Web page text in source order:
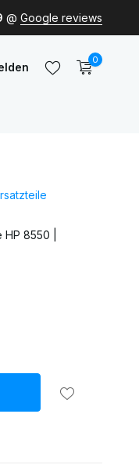
@ Google reviews
0
8550 |